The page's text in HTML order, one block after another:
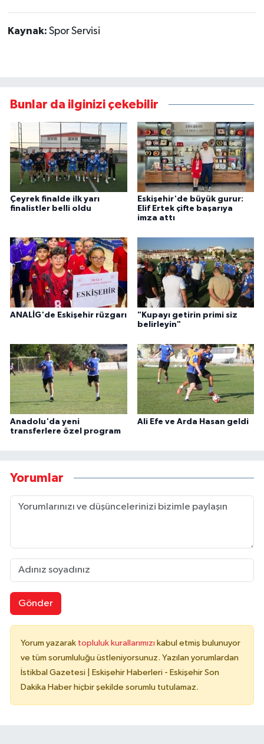
Kaynak: Spor Servisi
Bunlar da ilginizi çekebilir
Çeyrek finalde ilk yarı
finalistler belli oldu
Eskişehir'de büyük gurur:
Elif Ertek çifte başarıya
imza attı
ANALİG'de Eskişehir rüzgarı
"Kupayı getirin primi siz
belirleyin"
Anadolu'da yeni
transferlere özel program
Ali Efe ve Arda Hasan geldi
Yorumlar
Gönder
Yorum yazarak topluluk kurallarımızı kabul etmiş bulunuyor
ve tüm sorumluluğu üstleniyorsunuz. Yazılan yorumlardan
İstikbal Gazetesi | Eskişehir Haberleri - Eskişehir Son
Dakika Haber hiçbir şekilde sorumlu tutulamaz.